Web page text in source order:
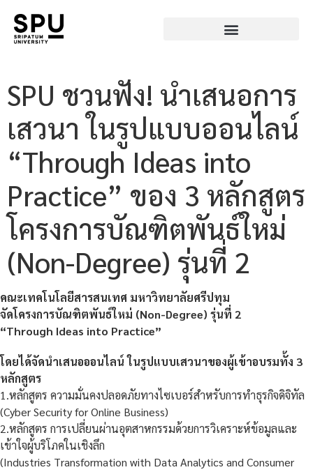
SPU ชวนฟัง! นำเสนอการ
เสวนา ในรูปแบบออนไลน์
“Through Ideas into
Practice” ของ 3 หลักสูตร
โครงการบัณฑิตพันธ์ใหม่
(Non-Degree) รุ่นที่ 2
คณะเทคโนโลยีสารสนเทศ มหาวิทยาลัยศรีปทุม
จัดโครงการบัณฑิตพันธ์ใหม่ (Non-Degree) รุ่นที่ 2
“Through Ideas into Practice”
โดยได้จัดนำเสนอออนไลน์ ในรูปแบบเสวนาของผู้เข้าอบรมทั้ง 3
หลักสูตร
1.หลักสูตร ความมั่นคงปลอดภัยทางไซเบอร์สำหรับการทำธุรกิจดิจิทัล
(Cyber Security for Online Business)
2.หลักสูตร การเปลี่ยนผ่านอุตสาหกรรมด้วยการวิเคราะห์ข้อมูลและ
เข้าใจผู้บริโภคในเชิงลึก
(Industries Transformation with Data Analytics and Consumer